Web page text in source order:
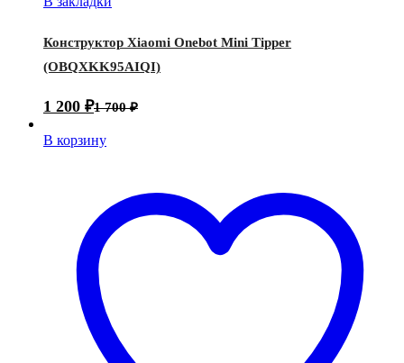
Конструктор Xiaomi Onebot Mini Tipper
(OBQXKK95AIQI)
1 200 ₽1 700₽
В корзину